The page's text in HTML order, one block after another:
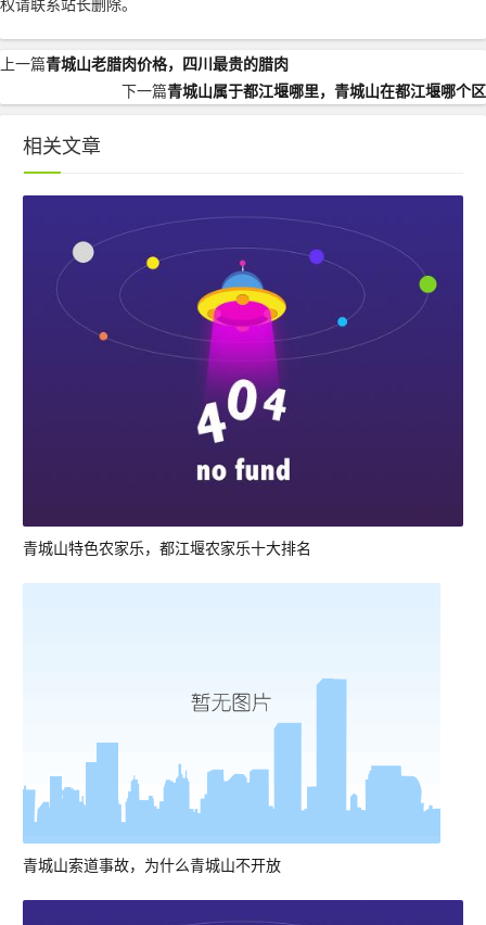
上一篇青城山老腊肉价格，四川最贵的腊肉
下一篇青城山属于都江堰哪里，青城山在都江堰哪个区
相关文章
青城山特色农家乐，都江堰农家乐十大排名
青城山索道事故，为什么青城山不开放